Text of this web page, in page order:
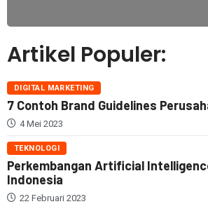
Artikel Populer:
DIGITAL MARKETING
7 Contoh Brand Guidelines
4 Mei 2023
TEKNOLOGI
Perkembangan Artificial
Indonesia
22 Februari 2023